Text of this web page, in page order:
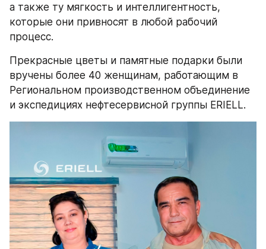
а также ту мягкость и интеллигентность,
которые они привносят в любой рабочий
процесс.
Прекрасные цветы и памятные подарки были
вручены более 40 женщинам, работающим в
Региональном производственном объединение
и экспедициях нефтесервисной группы ERIELL.